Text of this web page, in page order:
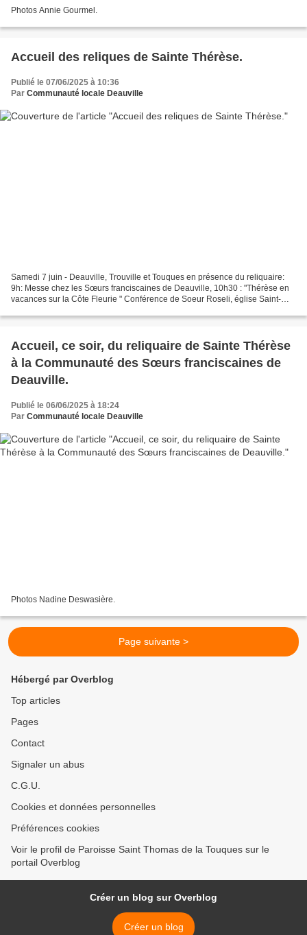
Photos Annie Gourmel.
Accueil des reliques de Sainte Thérèse.
Publié le 07/06/2025 à 10:36
Par Communauté locale Deauville
Samedi 7 juin - Deauville, Trouville et Touques en présence du reliquaire:
9h: Messe chez les Sœurs franciscaines de Deauville, 10h30 : "Thérèse en
vacances sur la Côte Fleurie " Conférence de Soeur Roseli, église Saint-
Accueil, ce soir, du reliquaire de Sainte Thérèse
à la Communauté des Sœurs franciscaines de
Deauville.
Publié le 06/06/2025 à 18:24
Par Communauté locale Deauville
Photos Nadine Deswasière.
Page suivante >
Hébergé par Overblog
Top articles
Pages
Contact
Signaler un abus
C.G.U.
Cookies et données personnelles
Préférences cookies
Voir le profil de Paroisse Saint Thomas de la Touques sur le
portail Overblog
Créer un blog sur Overblog
Créer un blog